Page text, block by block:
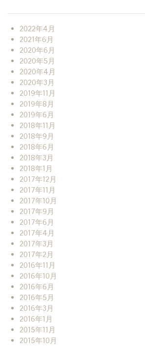
2022年4月
2021年6月
2020年6月
2020年5月
2020年4月
2020年3月
2019年11月
2019年8月
2019年6月
2018年11月
2018年9月
2018年6月
2018年3月
2018年1月
2017年12月
2017年11月
2017年10月
2017年9月
2017年6月
2017年4月
2017年3月
2017年2月
2016年11月
2016年10月
2016年6月
2016年5月
2016年3月
2016年1月
2015年11月
2015年10月